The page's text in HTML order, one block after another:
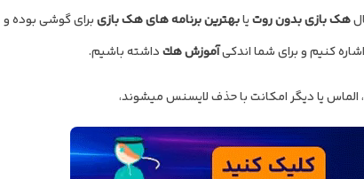
هک بازی بدون روتیابهترین برنامه های هک بازیبرای گوشی بوده‌ و
اشاره کنیم و برای شما اندکیآموزش هكداشته باشیم.
، الماس یا دیگر امکانت با حذف لایسنس می‎شوند،